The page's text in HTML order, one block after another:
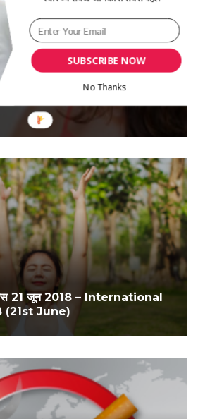
किडनी रोग की ज़्यादा समस्या ?
21 जून 2018 – International
(21st June)
SUBSCRIBE NOW
No Thanks